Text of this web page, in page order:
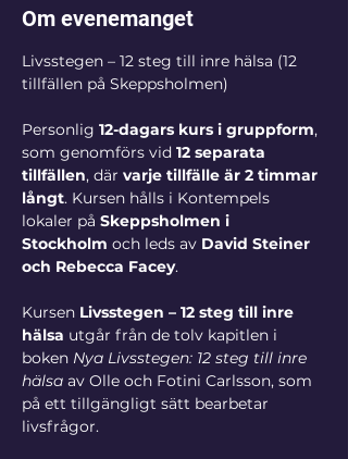
Om evenemanget
Livsstegen – 12 steg till inre hälsa (12
tillfällen på Skeppsholmen)
Personlig 12-dagars kurs i gruppform,
som genomförs vid 12 separata
tillfällen, där varje tillfälle är 2 timmar
långt. Kursen hålls i Kontempels
lokaler på Skeppsholmen i
Stockholm och leds av David Steiner
och Rebecca Facey.
Kursen Livsstegen – 12 steg till inre
hälsa utgår från de tolv kapitlen i
boken Nya Livsstegen: 12 steg till inre
hälsa av Olle och Fotini Carlsson, som
på ett tillgängligt sätt bearbetar
livsfrågor.